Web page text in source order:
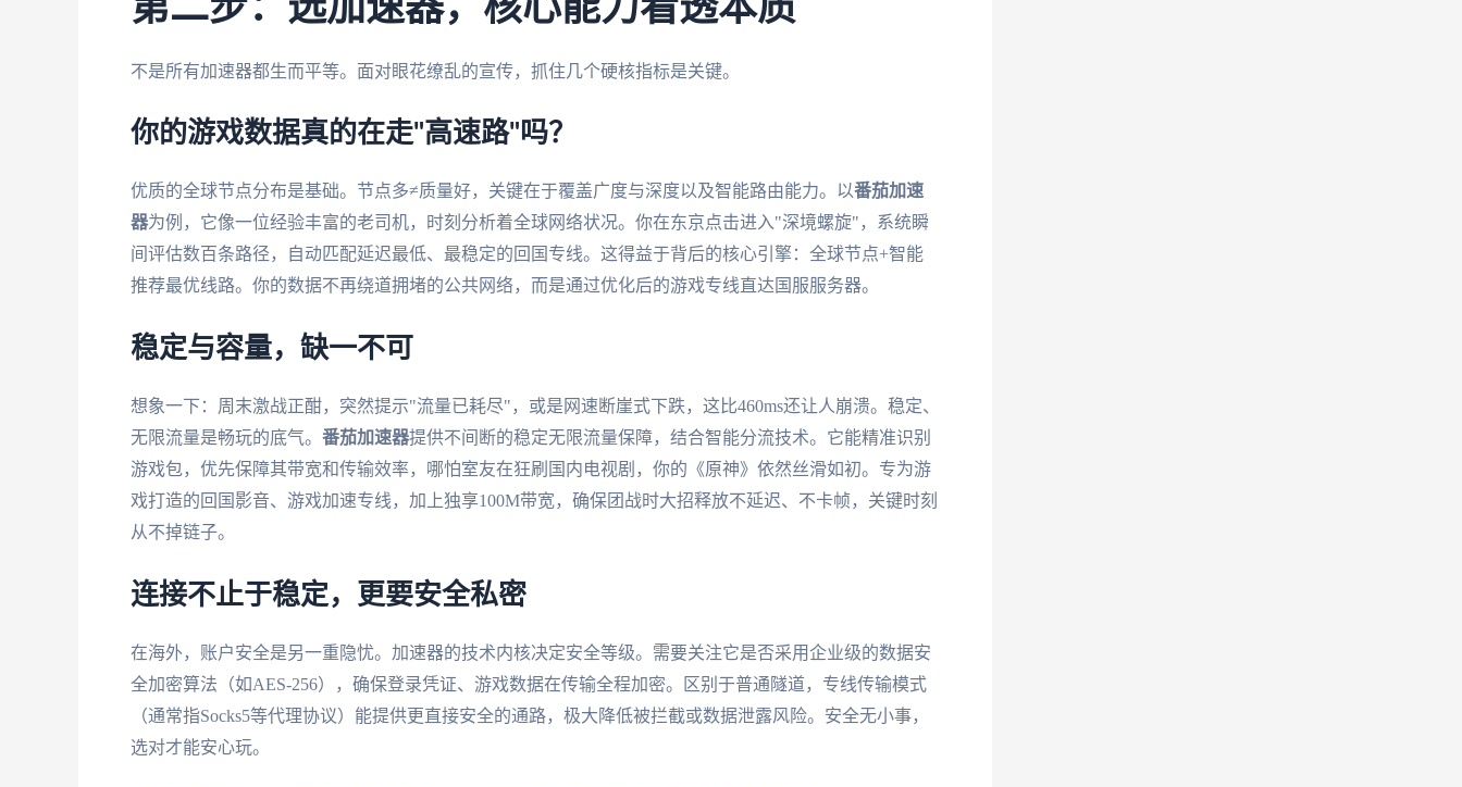
第二步：选加速器，核心能力看透本质
不是所有加速器都生而平等。面对眼花缭乱的宣传，抓住几个硬核指标是关键。
你的游戏数据真的在走"高速路"吗？
优质的全球节点分布是基础。节点多≠质量好，关键在于覆盖广度与深度以及智能路由能力。以番茄加速
器为例，它像一位经验丰富的老司机，时刻分析着全球网络状况。你在东京点击进入"深境螺旋"，系统瞬
间评估数百条路径，自动匹配延迟最低、最稳定的回国专线。这得益于背后的核心引擎：全球节点+智能
推荐最优线路。你的数据不再绕道拥堵的公共网络，而是通过优化后的游戏专线直达国服服务器。
稳定与容量，缺一不可
想象一下：周末激战正酣，突然提示"流量已耗尽"，或是网速断崖式下跌，这比460ms还让人崩溃。稳定、
无限流量是畅玩的底气。 番茄加速器提供不间断的稳定无限流量保障，结合智能分流技术。它能精准识别
游戏包，优先保障其带宽和传输效率，哪怕室友在狂刷国内电视剧，你的《原神》依然丝滑如初。专为游
戏打造的回国影音、游戏加速专线，加上独享100M带宽，确保团战时大招释放不延迟、不卡帧，关键时刻
从不掉链子。
连接不止于稳定，更要安全私密
在海外，账户安全是另一重隐忧。加速器的技术内核决定安全等级。需要关注它是否采用企业级的数据安
全加密算法（如AES-256），确保登录凭证、游戏数据在传输全程加密。区别于普通隧道，专线传输模式
（通常指Socks5等代理协议）能提供更直接安全的通路，极大降低被拦截或数据泄露风险。安全无小事，
选对才能安心玩。